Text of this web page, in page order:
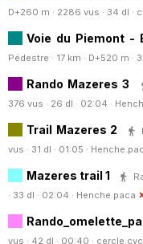
D+260 m · 2286 vus · 34 dl ·
Voie du Piemont -
Pédestre · 17 km · D+520 m ·
Rando Mazeres 3
376 vus · 26 dl · 02:04 ·
Trail Mazeres 2
vus · 31 dl · 01:05 ·
Mazeres trail 1
· 33 dl · 02:04 · Henche.paca
vus · 42 dl · 00:40 ·